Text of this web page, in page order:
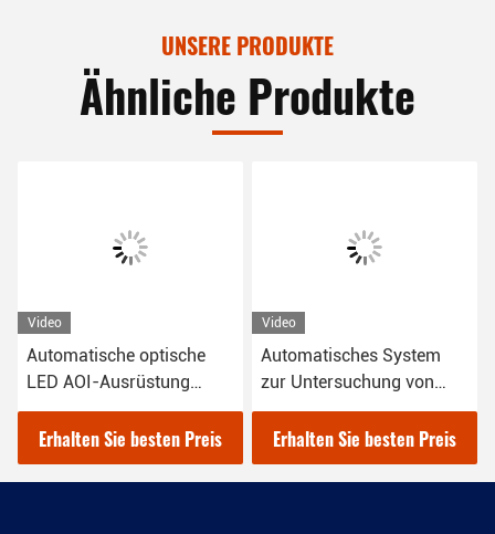
UNSERE PRODUKTE
Ähnliche Produkte
Video
Automatische optische
LED AOI-Ausrüstung
PCB-Inspektionsmaschine
Erhalten Sie besten Preis
Video
Automatisches System
zur Untersuchung von
Optikwaferfehlern
Erhalten Sie besten Preis